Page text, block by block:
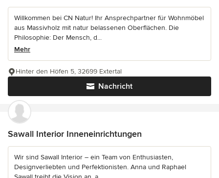
Willkommen bei CN Natur! Ihr Ansprechpartner für Wohnmöbel
aus Massivholz mit natur belassenen Oberflächen. Die
Philosophie: Der Mensch, d...
Mehr
Nachricht
Hinter den Höfen 5, 32699 Extertal
Sawall Interior Inneneinrichtungen
Wir sind Sawall Interior – ein Team von Enthusiasten,
Designverliebten und Perfektionisten. Anna und Raphael